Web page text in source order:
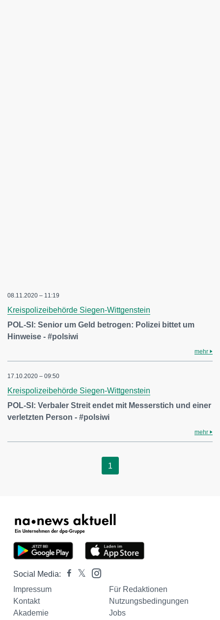
08.11.2020 – 11:19
Kreispolizeibehörde Siegen-Wittgenstein
POL-SI: Senior um Geld betrogen: Polizei bittet um
Hinweise - #polsiwi
mehr
17.10.2020 – 09:50
Kreispolizeibehörde Siegen-Wittgenstein
POL-SI: Verbaler Streit endet mit Messerstich und einer
verletzten Person - #polsiwi
mehr
1
Social Media:
Impressum
Für Redaktionen
Kontakt
Nutzungsbedingungen
Akademie
Jobs